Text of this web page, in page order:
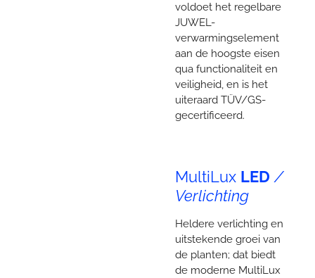
voldoet het regelbare
JUWEL-
verwarmingselement
aan de hoogste eisen
qua functionaliteit en
veiligheid, en is het
uiteraard TÜV/GS-
gecertificeerd.
MultiLux LED /
Verlichting
Heldere verlichting en
uitstekende groei van
de planten; dat biedt
de moderne MultiLux